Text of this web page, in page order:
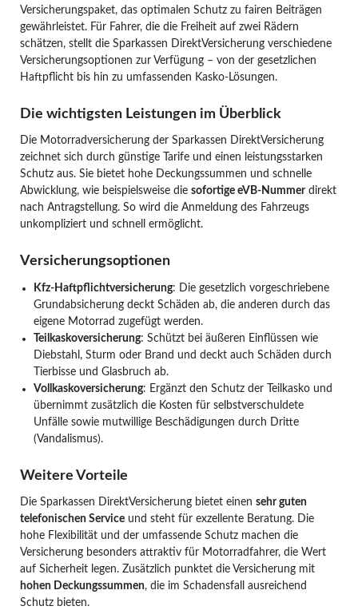
Versicherungspaket, das optimalen Schutz zu fairen Beiträgen
gewährleistet. Für Fahrer, die die Freiheit auf zwei Rädern
schätzen, stellt die Sparkassen DirektVersicherung verschiedene
Versicherungsoptionen zur Verfügung – von der gesetzlichen
Haftpflicht bis hin zu umfassenden Kasko-Lösungen.
Die wichtigsten Leistungen im Überblick
Die Motorradversicherung der Sparkassen DirektVersicherung
zeichnet sich durch günstige Tarife und einen leistungsstarken
Schutz aus. Sie bietet hohe Deckungssummen und schnelle
Abwicklung, wie beispielsweise die sofortige eVB-Nummerdirekt
nach Antragstellung. So wird die Anmeldung des Fahrzeugs
unkompliziert und schnell ermöglicht.
Versicherungsoptionen
Kfz-Haftpflichtversicherung: Die gesetzlich vorgeschriebene
Grundabsicherung deckt Schäden ab, die anderen durch das
eigene Motorrad zugefügt werden.
Teilkaskoversicherung: Schützt bei äußeren Einflüssen wie
Diebstahl, Sturm oder Brand und deckt auch Schäden durch
Tierbisse und Glasbruch ab.
Vollkaskoversicherung: Ergänzt den Schutz der Teilkasko und
übernimmt zusätzlich die Kosten für selbstverschuldete
Unfälle sowie mutwillige Beschädigungen durch Dritte
(Vandalismus).
Weitere Vorteile
Die Sparkassen DirektVersicherung bietet einen sehr guten
telefonischen Serviceund steht für exzellente Beratung. Die
hohe Flexibilität und der umfassende Schutz machen die
Versicherung besonders attraktiv für Motorradfahrer, die Wert
auf Sicherheit legen. Zusätzlich punktet die Versicherung mit
hohen Deckungssummen, die im Schadensfall ausreichend
Schutz bieten.